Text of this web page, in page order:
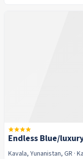
Endless Blue/
Kavala, Yunanistan, GR ·